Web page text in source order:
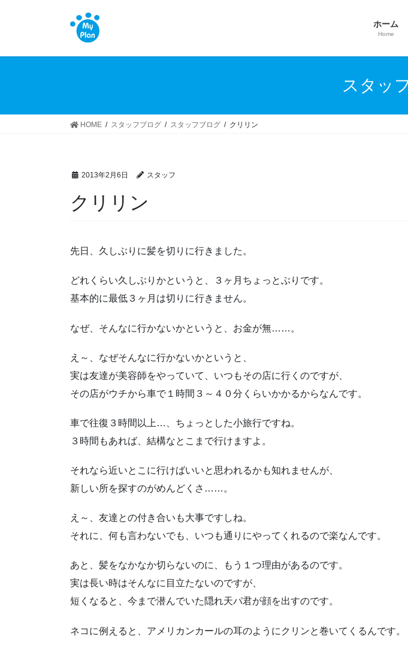
ホーム
Home
スタッ
HOME スタッフブログ スタッフブログ クリリン
2013年2月6日 スタッフ
クリリン
先日、久しぶりに髪を切りに行きました。
どれくらい久しぶりかというと、３ヶ月ちょっとぶりです。
基本的に最低３ヶ月は切りに行きません。
なぜ、そんなに行かないかというと、お金が無……。
え～、なぜそんなに行かないかというと、
実は友達が美容師をやっていて、いつもその店に行くのですが、
その店がウチから車で１時間３～４０分くらいかかるからなんです。
車で往復３時間以上…、ちょっとした小旅行ですね。
３時間もあれば、結構なとこまで行けますよ。
それなら近いとこに行けばいいと思われるかも知れませんが、
新しい所を探すのがめんどくさ……。
え～、友達との付き合いも大事ですしね。
それに、何も言わないでも、いつも通りにやってくれるので楽なんです。
あと、髪をなかなか切らないのに、もう１つ理由があるのです。
実は長い時はそんなに目立たないのですが、
短くなると、今まで潜んでいた隠れ天パ君が顔を出すのです。
ネコに例えると、アメリカンカールの耳のようにクリンと巻いてくるんです。